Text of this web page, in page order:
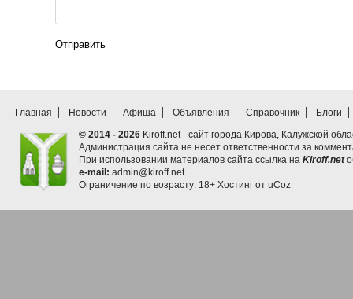
Отправить
Главная Новости Афиша Объявления Справочник
Блоги
© 2014 - 2026 Kiroff.net - сайт города Кирова, Калужской
Администрация сайта не несет ответственности за
При использовании материалов сайта ссылка на Kiroff.net
e-mail: admin@kiroff.net
Ограничение по возрасту: 18+ Хостинг от uCoz